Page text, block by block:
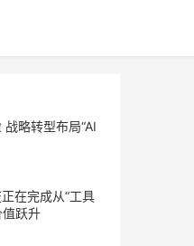
略转型布局“AI
在完成从“工具
值跃升